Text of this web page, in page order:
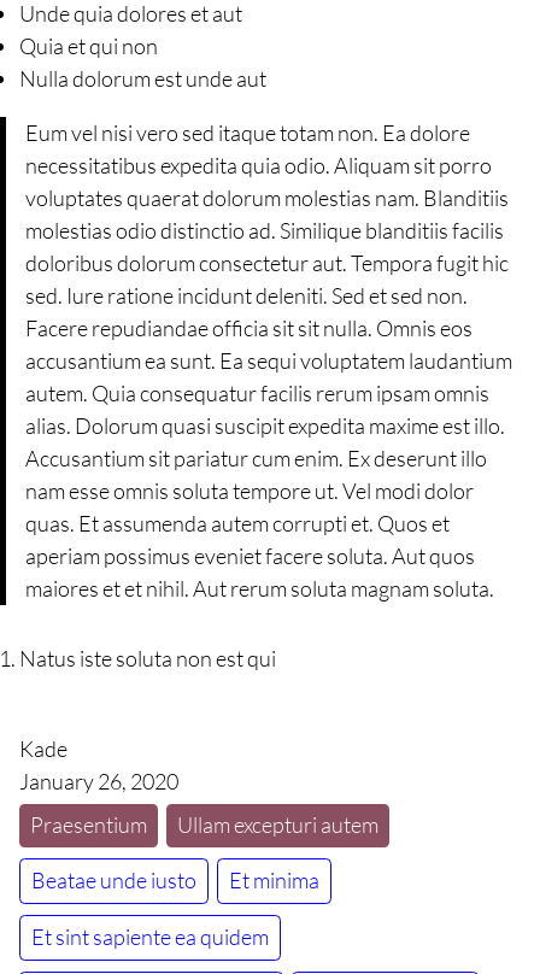
Unde quia dolores et aut
Quia et qui non
Nulla dolorum est unde aut
Eum vel nisi vero sed itaque totam non. Ea dolore
necessitatibus expedita quia odio. Aliquam sit porro
voluptates quaerat dolorum molestias nam. Blanditiis
molestias odio distinctio ad. Similique blanditiis facilis
doloribus dolorum consectetur aut. Tempora fugit hic
sed. Iure ratione incidunt deleniti. Sed et sed non.
Facere repudiandae officia sit sit nulla. Omnis eos
accusantium ea sunt. Ea sequi voluptatem laudantium
autem. Quia consequatur facilis rerum ipsam omnis
alias. Dolorum quasi suscipit expedita maxime est illo.
Accusantium sit pariatur cum enim. Ex deserunt illo
nam esse omnis soluta tempore ut. Vel modi dolor
quas. Et assumenda autem corrupti et. Quos et
aperiam possimus eveniet facere soluta. Aut quos
maiores et et nihil. Aut rerum soluta magnam soluta.
Natus iste soluta non est qui
Kade
January 26, 2020
Praesentium
Ullam excepturi autem
Beatae unde iusto Et minima
Et sint sapiente ea quidem